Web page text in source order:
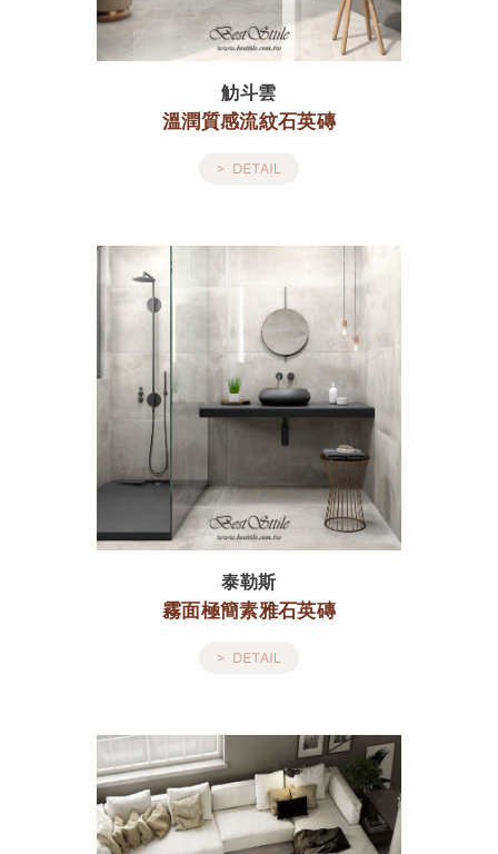
觔斗雲
溫潤質感流紋石英磚
泰勒斯
霧面極簡素雅石英磚